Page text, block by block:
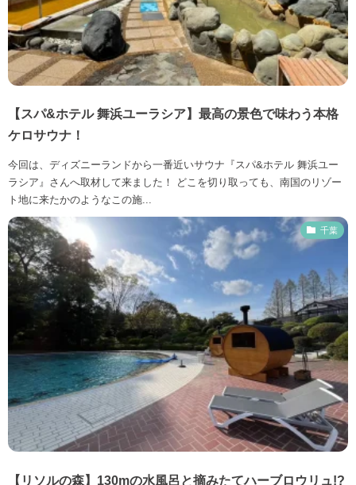
【スパ&ホテル 舞浜ユーラシア】最高の景色で味わう本格
ケロサウナ！
今回は、ディズニーランドから一番近いサウナ『スパ&ホテル 舞浜ユー
ラシア』さんへ取材して来ました！ どこを切り取っても、南国のリゾー
ト地に来たかのようなこの施...
千葉
【リソルの森】130mの水風呂と摘みたてハーブロウリュ!?